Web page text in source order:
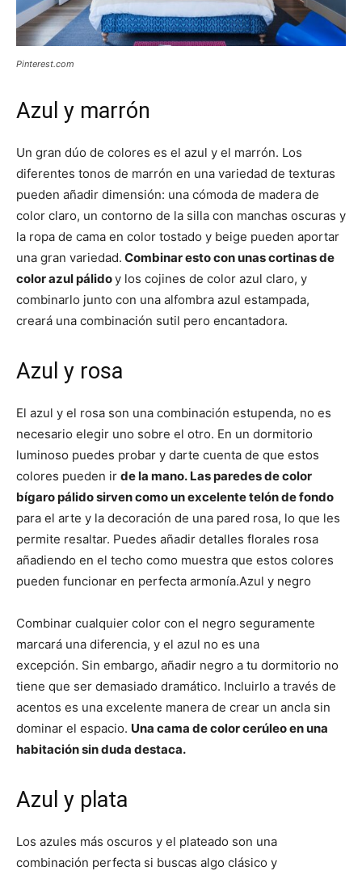
Pinterest.com
Azul y marrón
Un gran dúo de colores es el azul y el marrón. Los
diferentes tonos de marrón en una variedad de texturas
pueden añadir dimensión: una cómoda de madera de
color claro, un contorno de la silla con manchas oscuras y
la ropa de cama en color tostado y beige pueden aportar
una gran variedad. Combinar esto con unas cortinas de
color azul pálidoy los cojines de color azul claro, y
combinarlo junto con una alfombra azul estampada,
creará una combinación sutil pero encantadora.
Azul y rosa
El azul y el rosa son una combinación estupenda, no es
necesario elegir uno sobre el otro. En un dormitorio
luminoso puedes probar y darte cuenta de que estos
colores pueden ir de la mano. Las paredes de color
bígaro pálido sirven como un excelente telón de fondo
para el arte y la decoración de una pared rosa, lo que les
permite resaltar. Puedes añadir detalles florales rosa
añadiendo en el techo como muestra que estos colores
pueden funcionar en perfecta armonía.Azul y negro
Combinar cualquier color con el negro seguramente
marcará una diferencia, y el azul no es una
excepción. Sin embargo, añadir negro a tu dormitorio no
tiene que ser demasiado dramático. Incluirlo a través de
acentos es una excelente manera de crear un ancla sin
dominar el espacio. Una cama de color cerúleo en una
habitación sin duda destaca.
Azul y plata
Los azules más oscuros y el plateado son una
combinación perfecta si buscas algo clásico y